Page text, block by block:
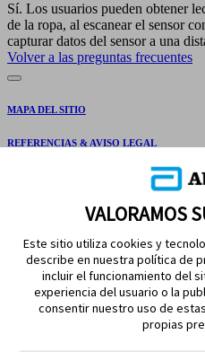
Sí. Los usuarios pueden obtener
de la ropa, al escanear el sensor
capturar datos del sensor a una
Volver a las preguntas frecuentes
MAPA DEL SITIO
REFERENCIAS & AVISO LEGAL
VALORAMOS
Este sitio utiliza cookies y
describe en nuestra política de
incluir el funcionamiento del
experiencia del usuario o la
consentir nuestro uso de
propias